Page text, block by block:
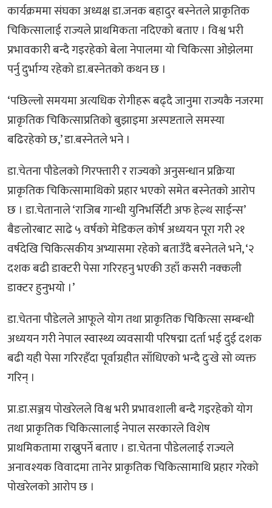
कार्यक्रममा संघका अध्यक्ष डा.जनक बहादुर बस्नेतले प्राकृतिक
चिकित्सालाई राज्यले प्राथमिकता नदिएको बताए । विश्व भरी
प्रभावकारी बन्दै गइरहेको बेला नेपालमा यो चिकित्सा ओझेलमा
पर्नु दुर्भाग्य रहेको डा.बस्नेतको कथन छ ।
‘पछिल्लो समयमा अत्यधिक रोगीहरू बढ्दै जानुमा राज्यकै नजरमा
प्राकृतिक चिकित्साप्रतिको बुझाइमा अस्पष्टताले समस्या
बढिरहेको छ,’ डा.बस्नेतले भने ।
डा.चेतना पौडेलको गिरफ्तारी र राज्यको अनुसन्धान प्रक्रिया
प्राकृतिक चिकित्सामाथिको प्रहार भएको समेत बस्नेतको आरोप
छ । डा.चेतानाले ‘राजिब गान्धी युनिभर्सिटी अफ हेल्थ साईन्स’
बैङलोरबाट साढे ५ वर्षको मेडिकल कोर्ष अध्ययन पूरा गरी २१
वर्षदेखि चिकित्सकीय अभ्यासमा रहेको बताउँदै बस्नेतले भने, ‘२
दशक बढी डाक्टरी पेसा गरिरहनु भएकी उहाँ कसरी नक्कली
डाक्टर हुनुभयो ।’
डा.चेतना पौडेलले आफूले योग तथा प्राकृतिक चिकित्सा सम्बन्धी
अध्ययन गरी नेपाल स्वास्थ्य व्यवसायी परिषद्मा दर्ता भई दुई दशक
बढी यही पेसा गरिरहँदा पूर्वाग्रहीत साँधिएको भन्दै दुःखे सो व्यक्त
गरिन् ।
प्रा.डा.सञ्जय पोखरेलले विश्व भरी प्रभावशाली बन्दै गइरहेको योग
तथा प्राकृतिक चिकित्सालाई नेपाल सरकारले विशेष
प्राथमिकतामा राख्नुपर्ने बताए । डा.चेतना पौडेललाई राज्यले
अनावश्यक विवादमा तानेर प्राकृतिक चिकित्सामाथि प्रहार गरेको
पोखरेलको आरोप छ ।